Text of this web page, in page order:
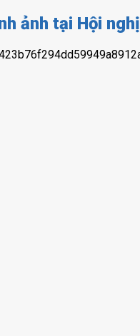
ảnh tại Hội nghị